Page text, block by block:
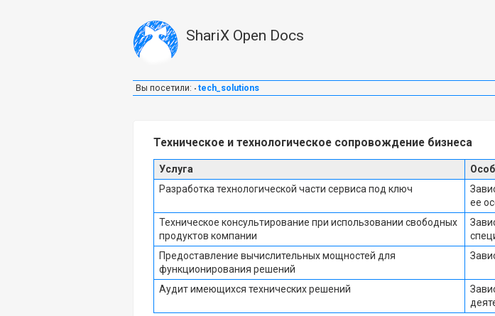
ShariX Open Docs
Вы посетили: • tech_solutions
Техническое и технологическое сопровождение бизнеса
Услуга
Разработка технологической части сервиса под ключ
ее
Техническое консультирование при использовании свободных
продуктов компании
Предоставление вычислительных мощностей для
функционирования решений
Аудит имеющихся технических решений